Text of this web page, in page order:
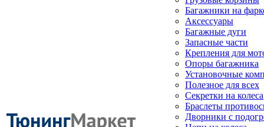
Багажники на
Аксессуары
Багажные дуги
Запасные части
Крепления для
Опоры багажника
Установочные
Полезное для всех
Секретки на колеса
Браслеты
Дворники с